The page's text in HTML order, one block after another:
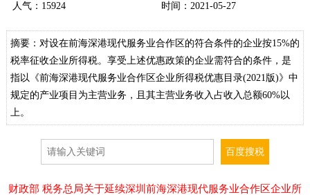
人气： 15924 时间：2021-05-27
摘要：对设在前海深港现代服务业合作区的符合条件的企业按15%的
税率征收企业所得税。享受上述优惠政策的企业需符合的条件，是
指以《前海深港现代服务业合作区企业所得税优惠目录(2021版)》中
规定的产业项目为主营业务，且其主营业务收入占收入总额60%以
上。
财政部 税务总局关于延续深圳前海深港现代服务业合作区企业所